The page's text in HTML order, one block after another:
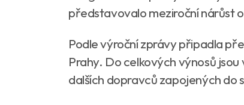
představovalo meziroční nárůst o
Podle výroční zprávy připadla
Prahy. Do celkových výnosů
dalších dopravců zapojených do